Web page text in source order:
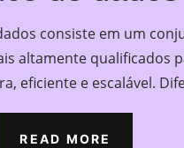
consiste em um
altamente qualificados
eficiente e escalável.
READ MORE